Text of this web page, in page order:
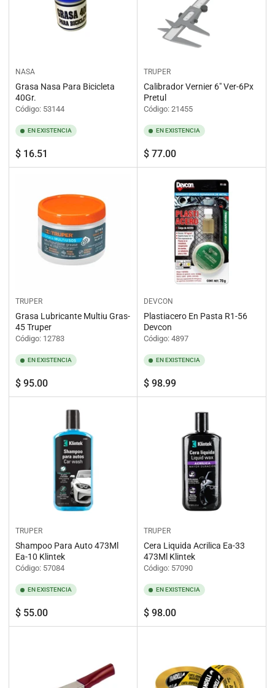
NASA
Grasa Nasa Para Bicicleta
40Gr.
Código: 53144
EN EXISTENCIA
Precio
regular
$ 16.51
TRUPER
Calibrador Vernier 6" Ver-6Px
Pretul
Código: 21455
EN EXISTENCIA
Precio
regular
$ 77.00
TRUPER
Grasa Lubricante Multiu Gras-
45 Truper
Código: 12783
EN EXISTENCIA
Precio
regular
$ 95.00
DEVCON
Plastiacero En Pasta R1-56
Devcon
Código: 4897
EN EXISTENCIA
Precio
regular
$ 98.99
TRUPER
Shampoo Para Auto 473Ml
Ea-10 Klintek
Código: 57084
EN EXISTENCIA
Precio
regular
$ 55.00
TRUPER
Cera Liquida Acrilica Ea-33
473Ml Klintek
Código: 57090
EN EXISTENCIA
Precio
regular
$ 98.00